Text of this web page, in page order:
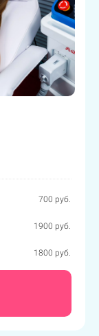
700 руб.
1900 руб.
1800 руб.